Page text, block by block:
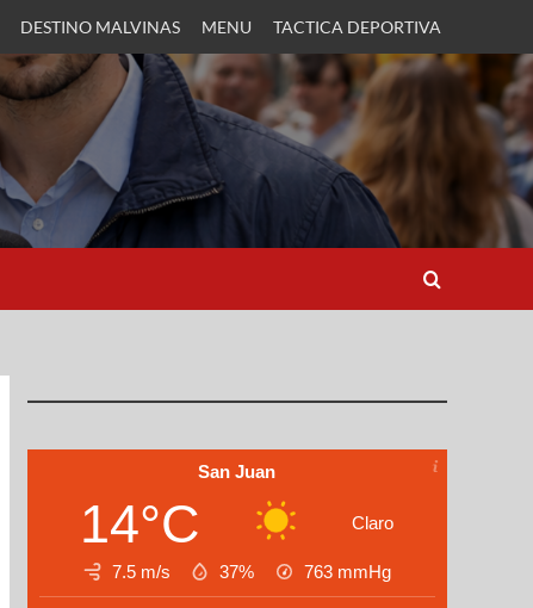
DESTINO MALVINAS MENU TACTICA DEPORTIVA
San Juan
14°C Claro
7.5 m/s 37% 763 mmHg